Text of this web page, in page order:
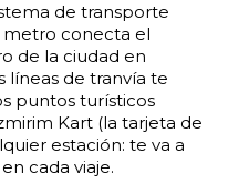
de transporte
metro conecta el
de la ciudad en
líneas de tranvía te
puntos turísticos
Kart (la tarjeta de
estación: te va a
cada viaje.